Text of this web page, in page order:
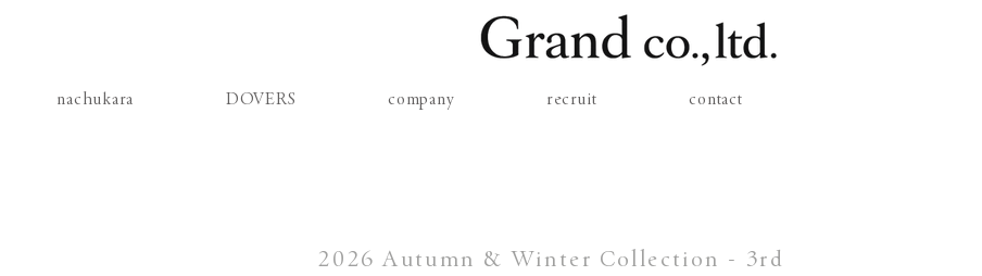
nachukara DOVERS company recruit contact
2026 Autumn & Winter Collection - 3rd